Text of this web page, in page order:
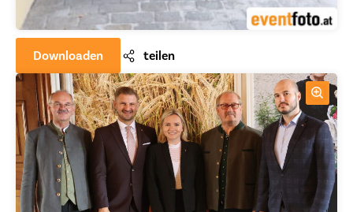
Downloaden teilen